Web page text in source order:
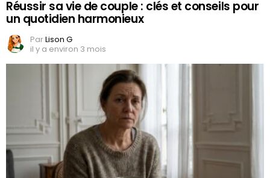
Réussir sa vie de couple : clés et conseils pour
un quotidien harmonieux
ParLison G
il y a environ 3 mois